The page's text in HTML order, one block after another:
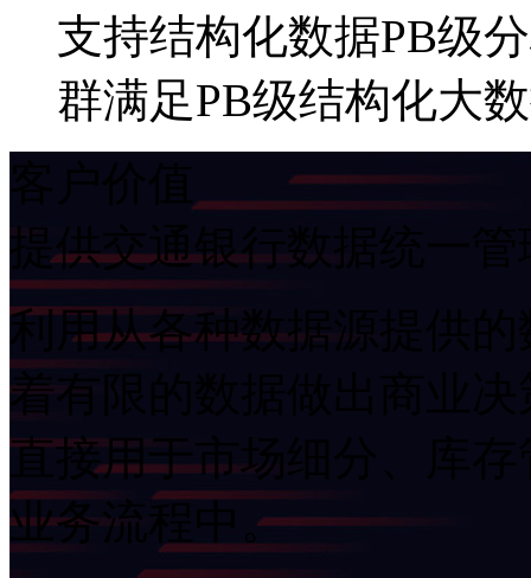
支持结构化数据PB级
群满足PB级结构化大
提供交通银行数据统一管
利用从各种数据源提供的
着有限的数据做出商业
直接用于市场细分、库存
业务流程中。